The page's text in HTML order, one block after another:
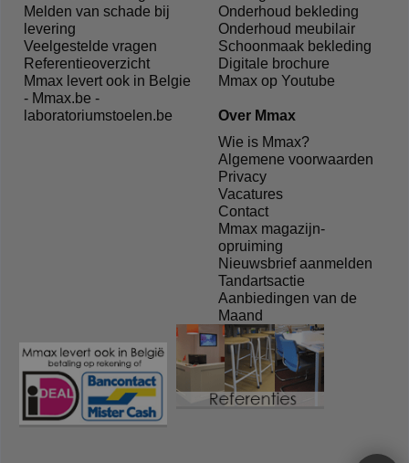
Melden van schade bij
levering
Veelgestelde vragen
Referentieoverzicht
Mmax levert ook in Belgie
- Mmax.be -
laboratoriumstoelen.be
Onderhoud bekleding
Onderhoud meubilair
Schoonmaak bekleding
Digitale brochure
Mmax op Youtube
Over Mmax
Wie is Mmax?
Algemene voorwaarden
Privacy
Vacatures
Contact
Mmax magazijn-
opruiming
Nieuwsbrief aanmelden
Tandartsactie
Aanbiedingen van de
Maand